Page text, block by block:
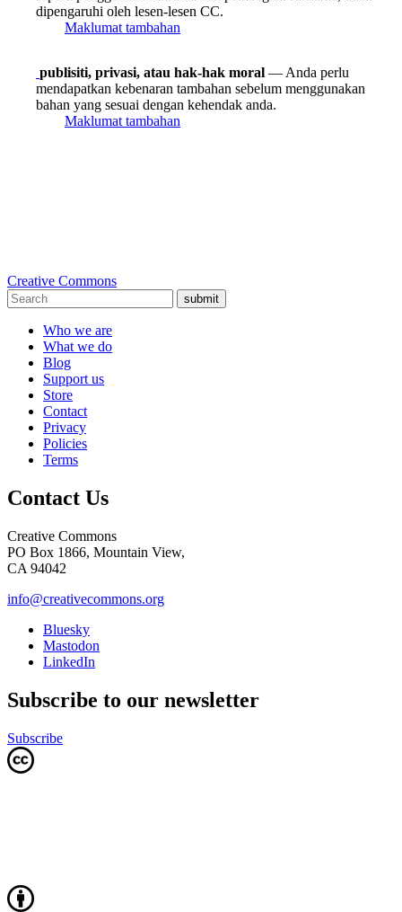
dipengaruhi oleh lesen-lesen CC.
Maklumat tambahan
publisiti, privasi, atau hak-hak moral — Anda perlu
mendapatkan kebenaran tambahan sebelum menggunakan
bahan yang sesuai dengan kehendak anda.
Maklumat tambahan
Creative Commons
submit
Who we are
What we do
Blog
Support us
Store
Contact
Privacy
Policies
Terms
Contact Us
Creative Commons
PO Box 1866, Mountain View,
CA 94042
info@creativecommons.org
Bluesky
Mastodon
LinkedIn
Subscribe to our newsletter
Subscribe